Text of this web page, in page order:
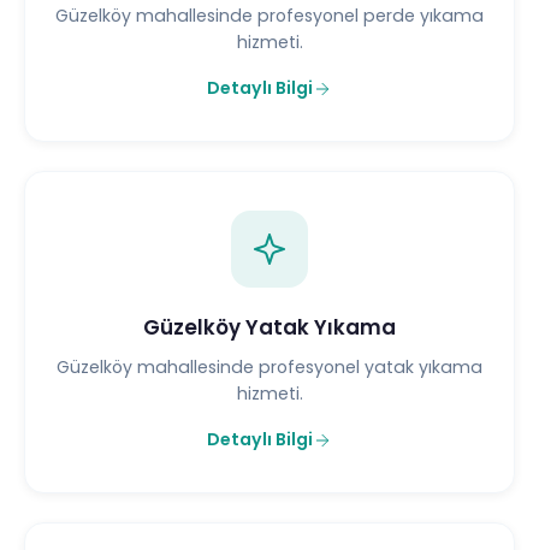
Güzelköy mahallesinde profesyonel perde yıkama
hizmeti.
Detaylı Bilgi
Güzelköy Yatak Yıkama
Güzelköy mahallesinde profesyonel yatak yıkama
hizmeti.
Detaylı Bilgi